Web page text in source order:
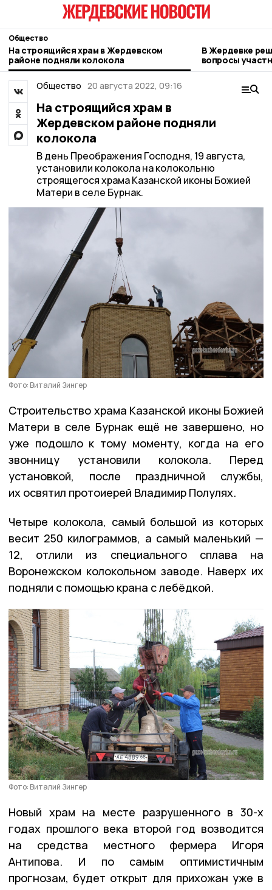
Общество
На строящийся храм в Жердевском
районе подняли колокола
В Жердевке
вопросы
Общество 20 августа 2022, 09:16
На строящийся храм в
Жердевском районе подняли
колокола
В день Преображения Господня, 19 августа,
установили колокола на колокольню
строящегося храма Казанской иконы Божией
Матери в селе Бурнак.
Фото: Виталий Зингер
Строительство храма Казанской иконы Божией
Матери в селе Бурнак ещё не завершено, но
уже подошло к тому моменту, когда на его
звонницу установили колокола. Перед
установкой, после праздничной службы,
их освятил протоиерей Владимир Полулях.
Четыре колокола, самый большой из которых
весит 250 килограммов, а самый маленький —
12, отлили из специального сплава на
Воронежском колокольном заводе. Наверх их
подняли с помощью крана с лебёдкой.
Фото: Виталий Зингер
Новый храм на месте разрушенного в 30-х
годах прошлого века второй год возводится
на средства местного фермера Игоря
Антипова. И по самым оптимистичным
прогнозам, будет открыт для прихожан уже в